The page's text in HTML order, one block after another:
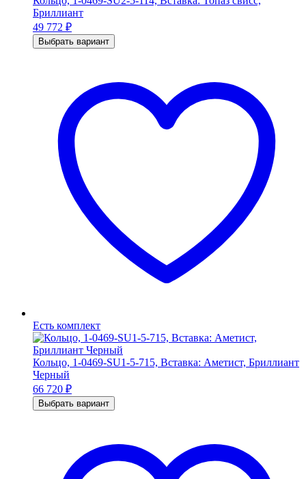
Бриллиант
49 772 ₽
Выбрать вариант
Есть комплект
Кольцо, 1-0469-SU1-5-715, Вставка: Аметист, Бриллиант
Черный
66 720 ₽
Выбрать вариант